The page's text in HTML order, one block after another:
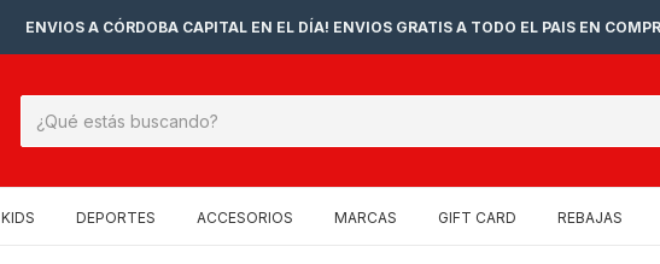
ENVIOS A CÓRDOBA CAPITAL EN EL DÍA! ENVIOS GRATIS A TODO EL PAIS EN
KIDS DEPORTES ACCESORIOS MARCAS GIFT CARD REBAJAS